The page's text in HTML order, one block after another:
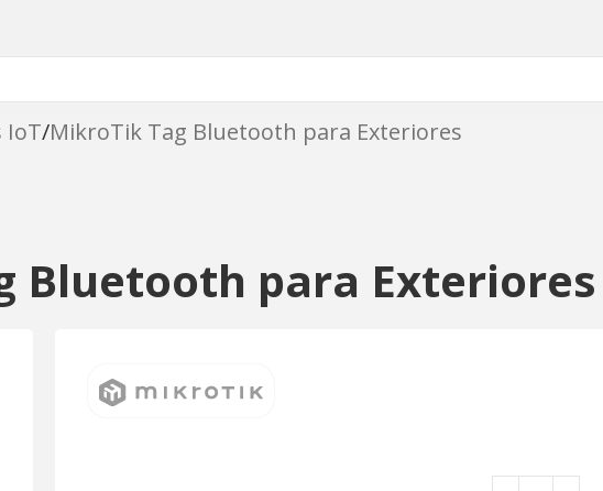
IoT MikroTik Tag Bluetooth para Exteriores
Bluetooth para Exteriores